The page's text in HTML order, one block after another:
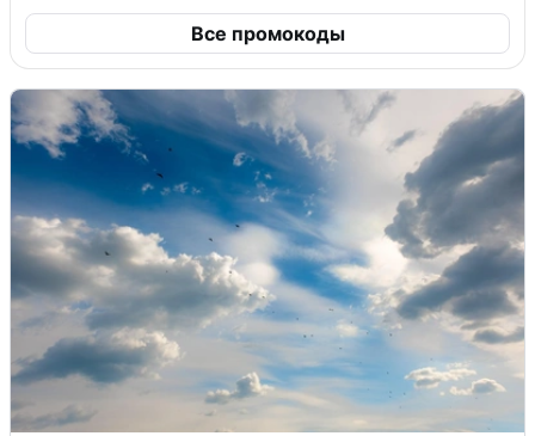
Все промокоды